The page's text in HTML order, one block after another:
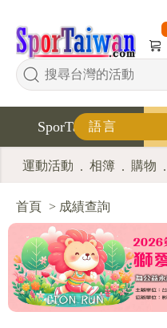
SporTaiwan
運動活動 . 相簿 . 購物 .
首頁 > 成績查詢